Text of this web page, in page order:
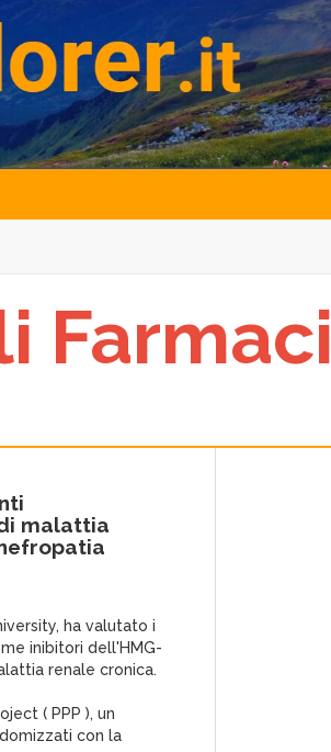
Farmaci
malattia
ha valutato i
inibitori dell'HMG-
renale cronica.
( PPP ), un
con la